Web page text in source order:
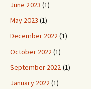
June 2023 (1)
May 2023 (1)
December 2022(1)
October 2022(1)
September 2022(1)
January 2022(1)